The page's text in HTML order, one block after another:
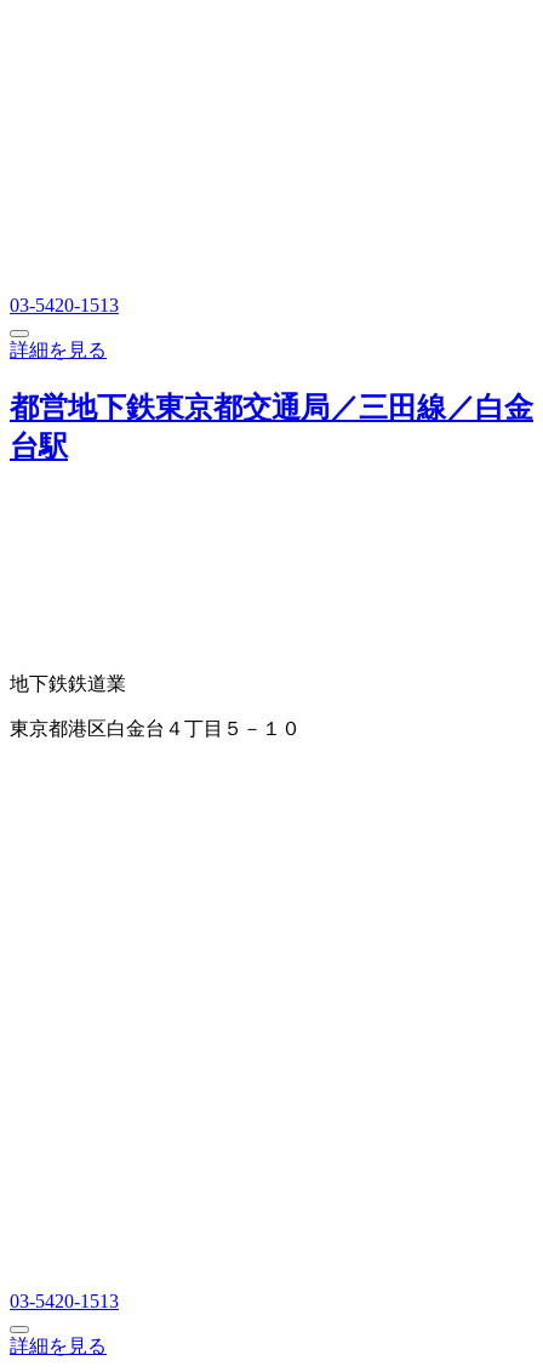
03-5420-1513
詳細を見る
都営地下鉄東京都交通局／三田線／白金
台駅
地下鉄鉄道業
東京都港区白金台４丁目５－１０
03-5420-1513
詳細を見る